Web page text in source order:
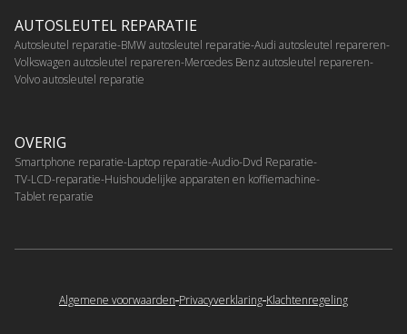
AUTOSLEUTEL REPARATIE
Autosleutel reparatie BMW autosleutel reparatie Audi autosleutel repareren
Volkswagen autosleutel repareren Mercedes Benz autosleutel repareren
Volvo autosleutel reparatie
OVERIG
Smartphone reparatie Laptop reparatie Audio-Dvd Reparatie
TV-LCD-reparatie Huishoudelijke apparaten en koffiemachine
Tablet reparatie
Algemene voorwaarden Privacyverklaring Klachtenregeling